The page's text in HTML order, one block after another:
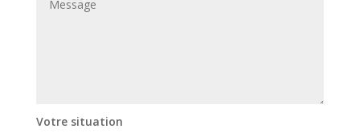
Votre situation